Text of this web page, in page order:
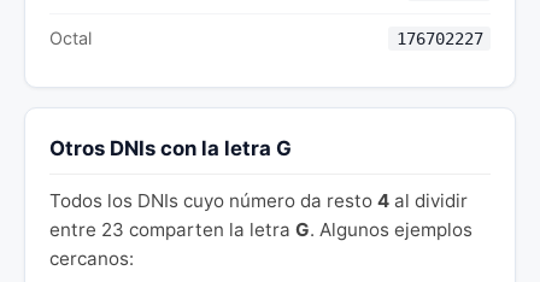
Octal 176702227
Otros DNIs con la letra G
Todos los DNIs cuyo número da resto 4 al dividir
entre 23 comparten la letra G. Algunos ejemplos
cercanos: